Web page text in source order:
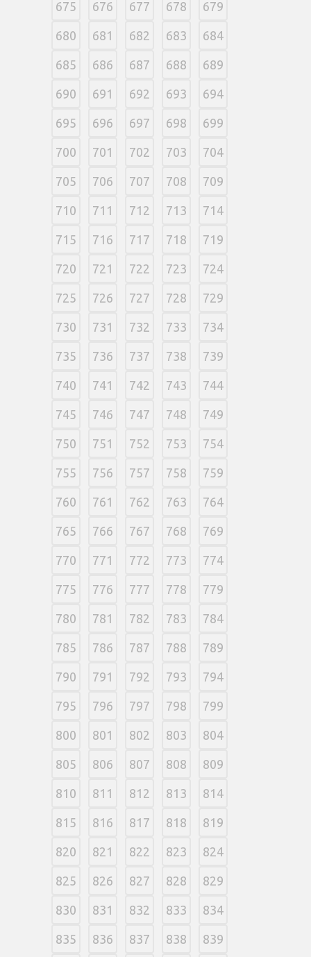
675 676 677 678 679
680 681 682 683 684
685 686 687 688 689
690 691 692 693 694
695 696 697 698 699
700 701 702 703 704
705 706 707 708 709
710 711 712 713 714
715 716 717 718 719
720 721 722 723 724
725 726 727 728 729
730 731 732 733 734
735 736 737 738 739
740 741 742 743 744
745 746 747 748 749
750 751 752 753 754
755 756 757 758 759
760 761 762 763 764
765 766 767 768 769
770 771 772 773 774
775 776 777 778 779
780 781 782 783 784
785 786 787 788 789
790 791 792 793 794
795 796 797 798 799
800 801 802 803 804
805 806 807 808 809
810 811 812 813 814
815 816 817 818 819
820 821 822 823 824
825 826 827 828 829
830 831 832 833 834
835 836 837 838 839